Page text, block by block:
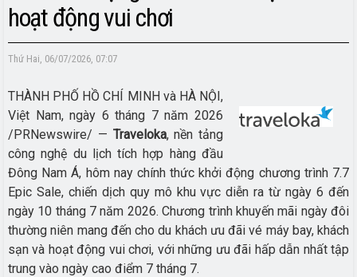
hoạt động vui chơi
Thứ Hai, 06/07/2026, 07:07
THÀNH PHỐ HỒ CHÍ MINH và HÀ NỘI,
Việt Nam, ngày 6 tháng 7 năm 2026
/PRNewswire/ — Traveloka, nền tảng
công nghệ du lịch tích hợp hàng đầu
Đông Nam Á, hôm nay chính thức khởi động chương trình 7.7
Epic Sale, chiến dịch quy mô khu vực diễn ra từ ngày 6 đến
ngày 10 tháng 7 năm 2026. Chương trình khuyến mãi ngày đôi
thường niên mang đến cho du khách ưu đãi vé máy bay, khách
sạn và hoạt động vui chơi, với những ưu đãi hấp dẫn nhất tập
trung vào ngày cao điểm 7 tháng 7.